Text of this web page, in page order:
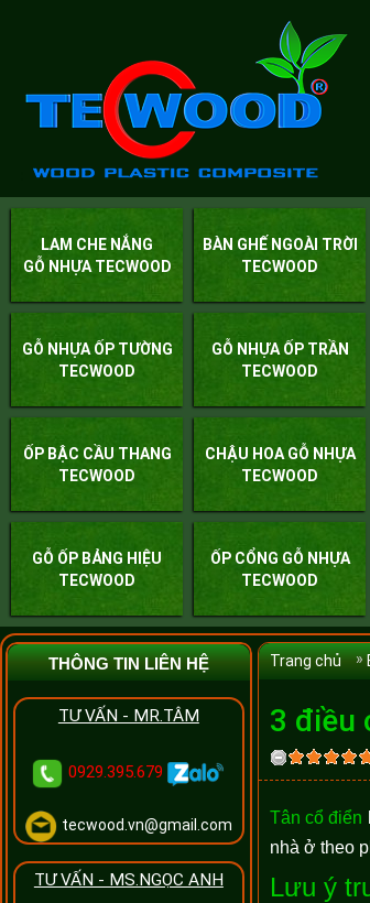
LAM CHE NẮNG
GỖ NHỰA TECWOOD
BÀN GHẾ NGOÀI TRỜI
TECWOOD
GỖ NHỰA ỐP TƯỜNG
TECWOOD
GỖ NHỰA ỐP TRẦN
TECWOOD
ỐP BẬC CẦU THANG
TECWOOD
CHẬU HOA GỖ NHỰA
TECWOOD
GỖ ỐP BẢNG HIỆU
TECWOOD
ỐP CỔNG GỖ NHỰA
TECWOOD
THÔNG TIN LIÊN HỆ
TƯ VẤN - MR.TÂM
0929.395.679
tecwood.vn@gmail.com
TƯ VẤN - MS.NGỌC ANH
Trang chủ
3 điều
Tân cổ điển
nhà ở theo
Lưu ý